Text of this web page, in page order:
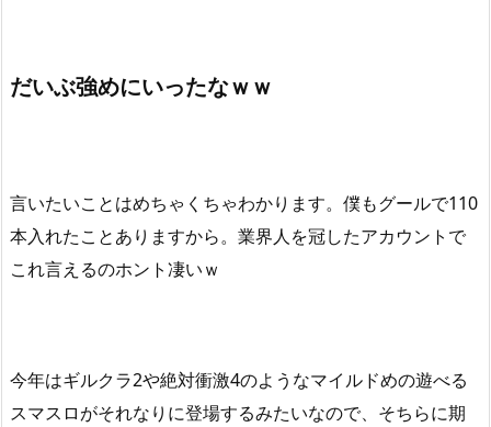
だいぶ強めにいったなｗｗ
言いたいことはめちゃくちゃわかります。僕もグールで110
本入れたことありますから。業界人を冠したアカウントで
これ言えるのホント凄いｗ
今年はギルクラ2や絶対衝激4のようなマイルドめの遊べる
スマスロがそれなりに登場するみたいなので、そちらに期